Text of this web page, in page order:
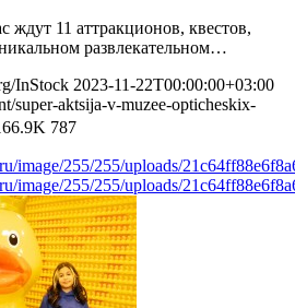
11 аттракционов, квестов,
развлекательном…
InStock 2023-11-22T00:00:00+03:00
super-aktsija-v-muzee-opticheskix-
787
image/255/255/uploads/
image/255/255/uploads/